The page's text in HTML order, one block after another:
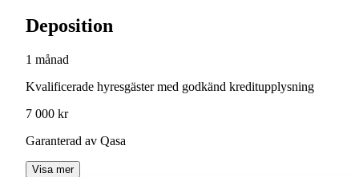
Deposition
1 månad
Kvalificerade hyresgäster med godkänd kreditupplysning
7 000 kr
Garanterad av Qasa
Visa mer